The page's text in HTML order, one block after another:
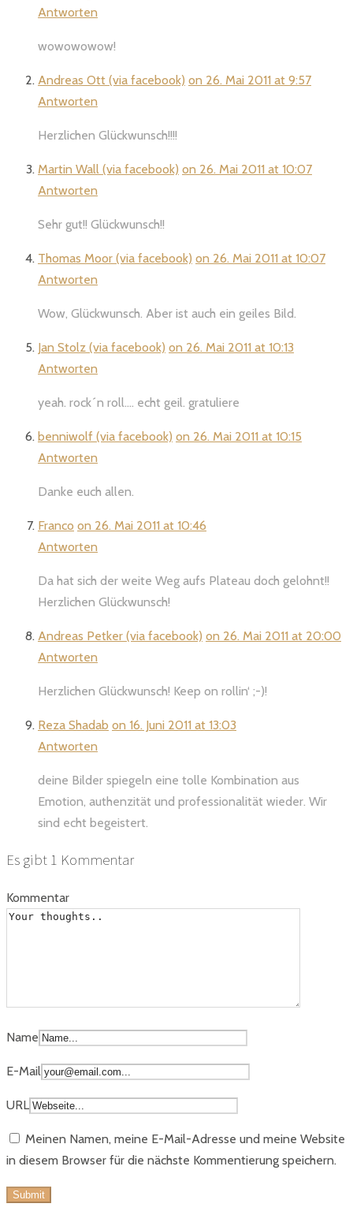
Antworten
wowowowow!
Andreas Ott (via facebook) on 26. Mai 2011 at 9:57
Antworten
Herzlichen Glückwunsch!!!!
Martin Wall (via facebook) on 26. Mai 2011 at 10:07
Antworten
Sehr gut!! Glückwunsch!!
Thomas Moor (via facebook) on 26. Mai 2011 at 10:07
Antworten
Wow, Glückwunsch. Aber ist auch ein geiles Bild.
Jan Stolz (via facebook) on 26. Mai 2011 at 10:13
Antworten
yeah. rock´n roll…. echt geil. gratuliere
benniwolf (via facebook) on 26. Mai 2011 at 10:15
Antworten
Danke euch allen.
Franco on 26. Mai 2011 at 10:46
Antworten
Da hat sich der weite Weg aufs Plateau doch gelohnt!!
Herzlichen Glückwunsch!
Andreas Petker (via facebook) on 26. Mai 2011 at 20:00
Antworten
Herzlichen Glückwunsch! Keep on rollin‘ ;-)!
Reza Shadab on 16. Juni 2011 at 13:03
Antworten
deine Bilder spiegeln eine tolle Kombination aus
Emotion, authenzität und professionalität wieder. Wir
sind echt begeistert.
Es gibt 1 Kommentar
Kommentar
Name
E-Mail
URL
Meinen Namen, meine E-Mail-Adresse und meine Website
in diesem Browser für die nächste Kommentierung speichern.